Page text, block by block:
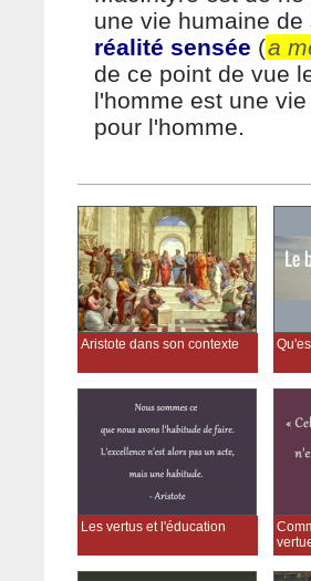
une vie humaine
réalité sensée (a
de ce point de vue
l'homme est une
pour l'homme.
Aristote dans son contexte
Les vertus et l'éducation